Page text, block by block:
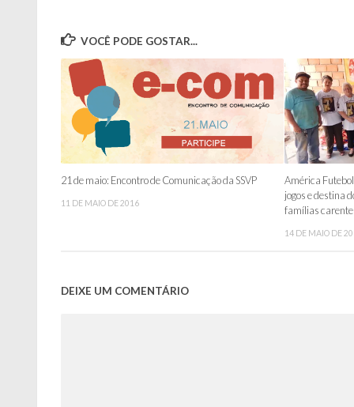
VOCÊ PODE GOSTAR...
21 de maio: Encontro de Comunicação da SSVP
11 DE MAIO DE 2016
América
jogos e destina
famílias
14 DE MAIO DE
DEIXE UM COMENTÁRIO